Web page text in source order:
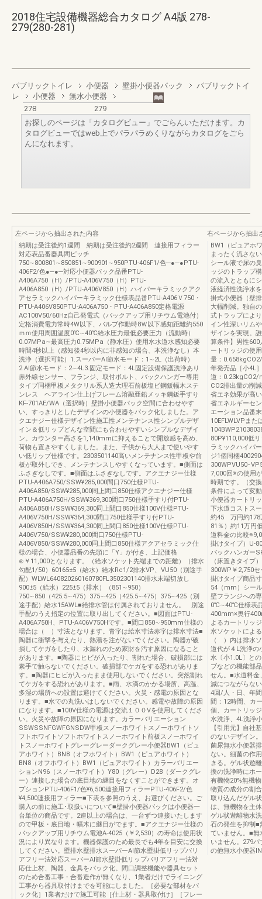
2018住宅設備機器総合カタログ A4版 278-
279(280-281)
パブリックトイレ 小便器 壁掛小便器パック
パブリックトイ
レ
小便器
無水小便器
278
279
お探しのページは「カタログビュー」でごらんいただけます。カ
タログビューではweb上でパラパラめくりながらカタログをごら
んになれます。
左ページから抽出された内容
納期は受注後約1週間 納期は受注後約2週間 連接用フィラー
対応表品番器具間ピッチ
750∼800801∼850851∼900901∼950PTU-406F1/色─●─●PTU-
406F2/色●─●─対応小便器パック品番PTU-
A406A750（H）/PTU-A406V750（H）PTU-
A406A850（H）/PTU-A406V850（H）ハイパーキラミックアク
アセラミックハイパーキラミック仕様表品番PTU-A406Ｖ750・
PTU-A406V850PTU-A406A750・PTU-A406A850定格電源
AC100V50/60Hz自己発電式（バックアップ用リチウム電池付）
定格消費電力常時4W以下、バルブ作動時8Ｗ以下感知距離約550
ｍｍ使用周囲温度0℃∼40℃給水圧力最低必要圧力（流動時）
0.07MPa∼最高圧力0.75MPa（静水圧）使用水水道水感知必要
時間4秒以上（感知後4秒以内に非感知の場合、本洗浄なし）本
洗浄（選択可能）1.スーパーAI節水モード：1∼2L（出荷時）
2.AI節水モード：2∼4L3.固定モード：4L固定設備保護洗浄あり
赤外線センサー、フランジ、取付ボルト、バックハンガー専用
タイプ同梱甲板メタクリル系人造大理石前板塩ビ鋼鈑幅木ステ
ンレス ヘアライン仕上げフレーム溶融亜鉛メッキ鋼鈑手すり
KF-701AE/WA（選択時）壁掛小便器パック空間に合わせやす
い、すっきりとしたデザインの小便器をパック化しました。ア
クエナジー仕様デザイン性施工性メンテナンス性シンプルデザ
イン＆低リップどんな空間にも合わせやすいシンプルなデザイ
ン。カウンター高さを1,140mmに抑えることで開放感を高め、
荷物も置きやすくしました。また、子供から大人まで使いやす
い低リップ仕様です。2303501140高いメンテナンス性甲板や前
板が取外しでき、メンテナンスしやすくなっています。■側面は
ふさぎなしです。■側面はふさぎなしです。アクエナジー仕様
PTU-A406A750/SSW¥285,000間口750仕様PTU-
A406A850/SSW¥285,000同上間口850仕様アクエナジー仕様
PTU-A406A750H/SSW¥369,300間口750仕様手すり付PTU-
A406A850H/SSW¥369,300同上間口850仕様100V仕様PTU-
A406V750H/SSW¥364,300間口750仕様手すり付PTU-
A406V850H/SSW¥364,300同上間口850仕様100V仕様PTU-
A406V750/SSW¥280,000間口750仕様PTU-
A406V850/SSW¥280,000同上間口850仕様アクアセラミック仕
様の場合、小便器品番の先頭に「Y」が付き、上記価格
⊕￥11,000となります。（給水ソケット先端までの距離）（排水
勾配1/50）60165±5（給水）給水Rc1/2排水VP、VU50（別途手
配）WLWL640820260160780FL3502301140排水末端切放し
900±5（給水）225±5（排水）（851∼950）
750∼850（425.5∼475）375∼425（425.5∼475）375∼425（別
途手配）給水15AWL■給排水管は付属されておりません。 別途
手配のうえ指定の位置に取り出してください。■図面はPTU-
A406A750H、PTU-A406V750Hです。■間口850∼950mm仕様の
場合は（ ）寸法となります。青字は給水寸法赤字は排水寸法■
陶器に衝撃を与えたり、熱湯を注がないでください。陶器が破
損してケガをしたり、水漏れのため家財を汚す原因になること
があります。■陶器にヒビが入ったり、割れた場合、破損部には
素手で触らないでください。破損部でケガをする恐れがありま
す。■陶器にヒビが入ったまま使用しないでください。突然割れ
てケガをする恐れがあります。■雨、水滴のかかる場所、高温、
多湿の場所への設置は避けてください。火災・感電の原因とな
ります。■水での丸洗いはしないでください。感電や故障の原因
になります。■100V仕様の電源は交流１００Vを使用してくださ
い。火災や故障の原因になります。カラーバリエーション
SSWSSNFGWFGNSDW甲板スノーホワイトスノーホワイトソ
フトホワイトソフトホワイトスノーホワイト前板スノーホワイ
トスノーホワイトグレーグレーダークグレー小便器BW1（ピュ
アホワイト）BN8（オフホワイト）BW1（ピュアホワイト）
BN8（オフホワイト）BW1（ピュアホワイト）カラーバリエー
ションN96（スノーホワイト）Y80（グレー）D28（ダークグレ
ー）連接した場合の底目地の継目をなくすことができます。オ
プションPTU-406F1/色¥6,500連接用フィラーPTU-406F2/色
¥4,500連接用フィラー■下表を参照のうえ、お選びください。ご
購入の前に施工･取扱いについて■壁掛小便器パックは小便器一
台単位の商品です。2連以上の場合は、一台ずつ連接いたします
ので甲板・底目地・幅木に継目がでます。■アクエナジー仕様の
バックアップ用リチウム電池A-4025（￥2,530）の寿命は使用状
況により異なります。機器保護のため最長でも4年を目安に交換
してください。壁排水壁排水スーパーAI節水壁掛低リップバリ
アフリー法対応スーパーAI節水壁掛低リップバリアフリー法対
応仕上材、陶器、金具をパック化。間口調整機能や器具セット
のため合番工事・合番造作が無くなり、1業者だけでライニング
工事から器具取付けまでを可能にしました。［必要な部材をパ
ック化］1業者だけで施工可能［仕上材・器具取付け］［フレー
右ページから抽出
BW1（ピュアホ
まったく流さな
シール液で尿の
ッジのトラップ
の流入とともに
液経済性洗浄水
掛式小便器（壁
大幅削減。独自
式トラップによ
イン性深いリム
ザインを実現。
算条件】男性
ートリッジの使
量：
年発売品［小4L
道：0.23kgCO2/
CO2排出量の削
省エネ効果が高
省エネルギーセ
エーション品番
10EFLWLVPまた
80P¥110,000低
ラミックハイパ
ジ1個同梱
300WPVU50･
7,000回※の使用
時期です。（交
条件によって変
小便器カートリ
下水道コストス
約45 万円約178
81％）約11万円
道料金の比較
掛けタイプ）U-
バックハンガー
（床置きタイプ
300WP￥2,750
掛けタイプ商品
54（mm）シー
壁フランジへの
0℃∼40℃仕様表
400mm×奥行
よるカートリッ
水ソケットによ
（ ）内は排水
道代が４L洗浄の
水〔小1.0L〕と
ブなどの機能部
せん。■水道料金
減につながらな
4回/人・日、年
間：12時間、カ
個、カートリッ
水洗浄、4L洗浄
【引用元】自社
のないデザイン
菌尿無水小便器
ない。細菌の作
きる。ゲル状遊
換の洗浄時にホ
有機物20%無機
物質の成分の割
取り込んだゲル
は、無機物を主
ゲル状遊離物水
石の発生を抑制■
ていません。■無
いません。279
の他無水小便器